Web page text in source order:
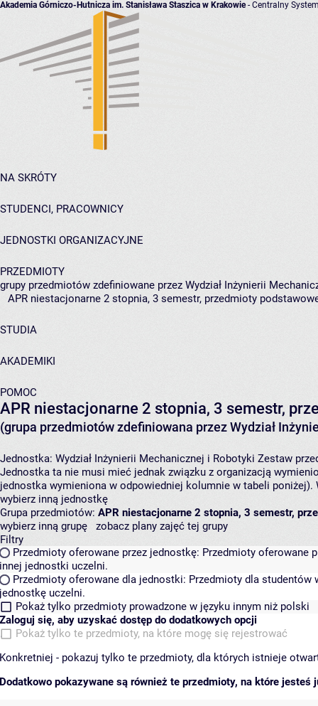
Akademia Górniczo-Hutnicza im. Stanisława Staszica w Krakowie- Centralny
NA SKRÓTY
STUDENCI, PRACOWNICY
JEDNOSTKI ORGANIZACYJNE
PRZEDMIOTY
grupy przedmiotów zdefiniowane przez Wydział Inżynierii
APR niestacjonarne 2 stopnia, 3 semestr, przedmioty
STUDIA
AKADEMIKI
POMOC
APR niestacjonarne 2 stopnia, 3 semestr,
(grupa przedmiotów zdefiniowana przez Wydział
Jednostka: Wydział Inżynierii Mechanicznej i Robotyki Zestaw
Jednostka ta nie musi mieć jednak związku z organizacją
jednostka wymieniona w odpowiedniej kolumnie w tabeli
wybierz inną jednostkę
Grupa przedmiotów: APR niestacjonarne 2 stopnia, 3 semestr,
wybierz inną grupę
zobacz plany zajęć tej grupy
Filtry
Przedmioty oferowane przez jednostkę: Przedmioty oferowane
innej jednostki uczelni.
Przedmioty oferowane dla jednostki: Przedmioty dla studentów
jednostkę uczelni.
Pokaż tylko przedmioty prowadzone w języku innym niż polski
Zaloguj się, aby uzyskać dostęp do dodatkowych opcji
Pokaż tylko te przedmioty, na które mogę się rejestrować
Konkretniej - pokazuj tylko te przedmioty, dla których istnieje
Dodatkowo pokazywane są również te przedmioty, na które jesteś